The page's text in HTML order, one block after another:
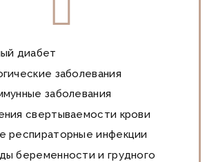
диабет
заболевания
заболевания
свертываемости крови
респираторные инфекции
беременности и грудного